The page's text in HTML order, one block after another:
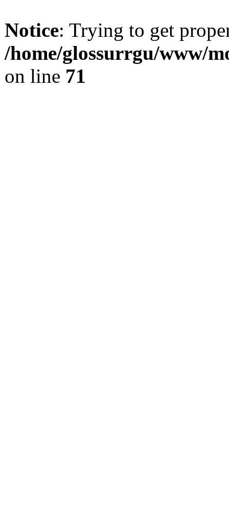
Notice: Trying to get
/home/glossurrgu/www/
on line 71